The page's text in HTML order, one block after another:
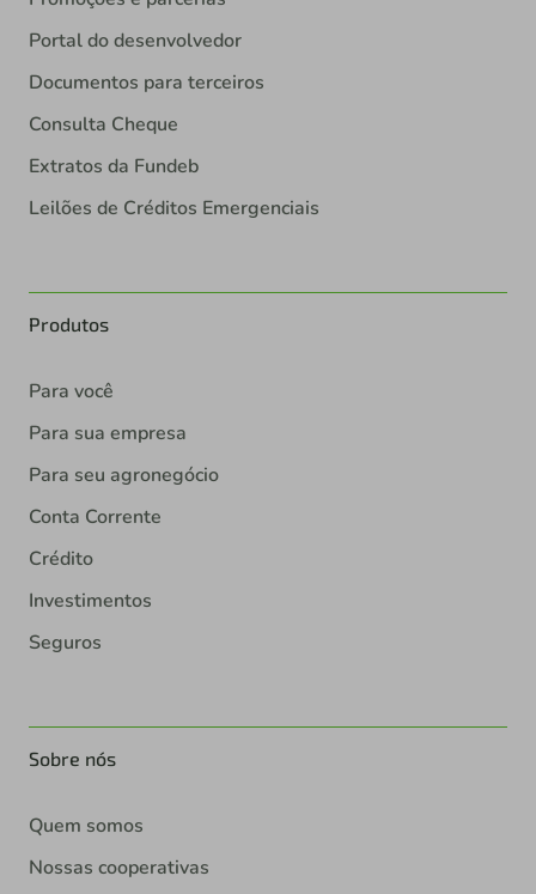
Portal do desenvolvedor
Documentos para terceiros
Consulta Cheque
Extratos da Fundeb
Leilões de Créditos Emergenciais
Produtos
Para você
Para sua empresa
Para seu agronegócio
Conta Corrente
Crédito
Investimentos
Seguros
Sobre nós
Quem somos
Nossas cooperativas